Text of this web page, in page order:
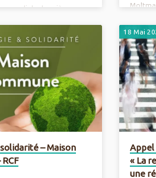
mondiale de prière pour
: c’est le thème de
pour la Sauvegarde
le 1er septembre. Il fait
de saint Paul aux
25 : l’Apôtre explique ce
selon l’Esprit et se
certaine du
qui est la vie nouvelle
Article complet –…
Juin
– Maison
18 Mai
Appel
« La
une